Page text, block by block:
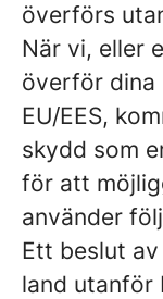
överförs
När vi, eller
överför
EU/EES,
skydd som
för att
använder
Ett beslut
land utanför